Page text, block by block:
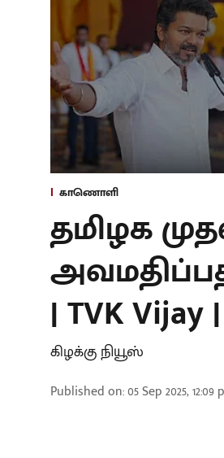
காணொளி
தமிழக
| TVK Vijay |
கிழக்கு நியூஸ்
Published on:05 Sep 2025, 12:09